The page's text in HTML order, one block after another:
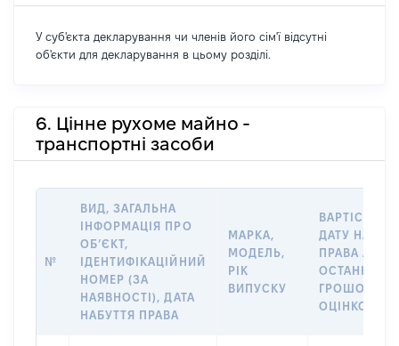
У суб'єкта декларування чи членів його сім'ї відсутні
об'єкти для декларування в цьому розділі.
6. Цінне рухоме майно -
транспортні засоби
№
ВИД, ЗАГАЛЬНА
ІНФОРМАЦІЯ ПРО
ОБʼЄКТ,
ІДЕНТИФІКАЦІЙНИЙ
НОМЕР (ЗА
НАЯВНОСТІ), ДАТА
НАБУТТЯ ПРАВА
МАРКА,
МОДЕЛЬ,
РІК
ВИПУСКУ
ВАРТІСТЬ НА
ДАТУ
ПРАВА АБО
ГРОШОВОЮ
ОЦІНКОЮ,